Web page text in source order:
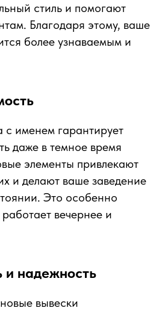
стиль и помогают
Благодаря этому, ваше
более узнаваемым и
с именем гарантирует
даже в темное время
элементы привлекают
и делают ваше заведение
Это особенно
вечернее и
и надежность
вывески